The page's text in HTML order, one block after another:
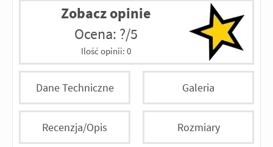
Zobacz opinie
Ocena: ?/5
Ilość opinii: 0
Dane Techniczne Galeria
Recenzja/Opis Rozmiary